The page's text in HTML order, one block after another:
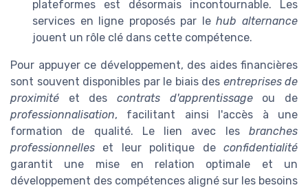
plateformes est désormais incontournable. Les
services en ligne proposés par lehub alternance
jouent un rôle clé dans cette compétence.
Pour appuyer ce développement, des aides financières
sont souvent disponibles par le biais des entreprises de
proximité et des contrats d'apprentissageou de
professionnalisation, facilitant ainsi l'accès à une
formation de qualité. Le lien avec les branches
professionnelles et leur politique de confidentialité
garantit une mise en relation optimale et un
développement des compétences aligné sur les besoins